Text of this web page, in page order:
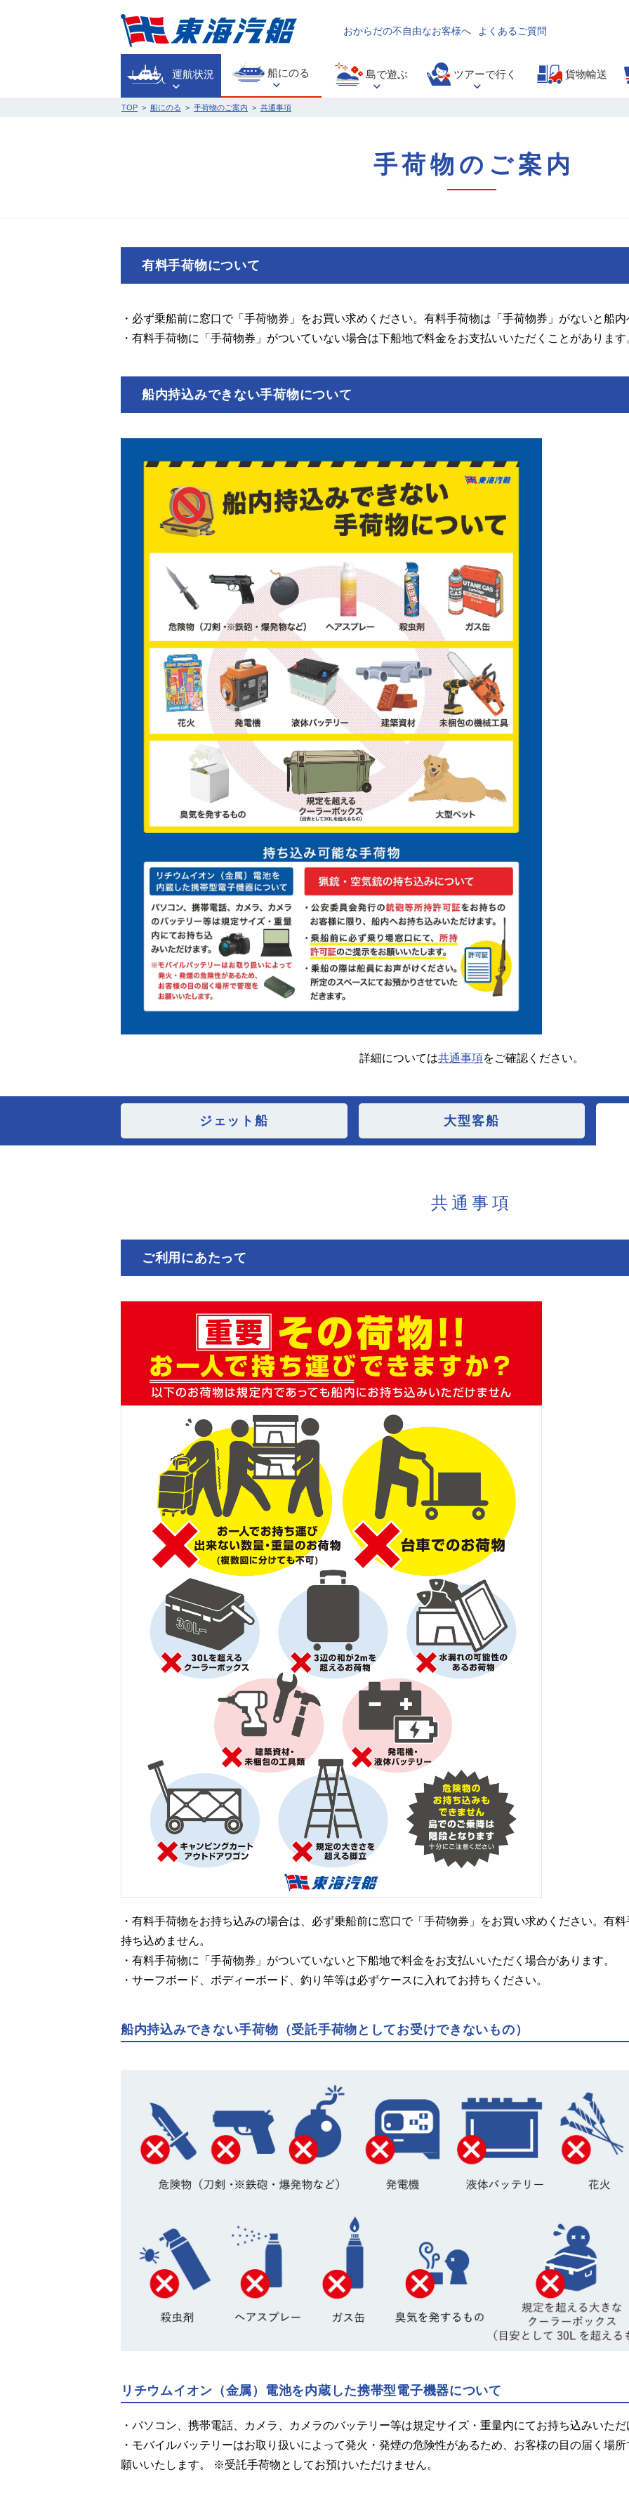
東海汽船
おからだの不自由なお客様へ よくあるご質問
運航状況 船にのる 島で遊ぶ ツアーで行く 貨物輸送
TOP > 船にのる > 手荷物のご案内 > 共通事項
手荷物のご案内
有料手荷物について
・必ず乗船前に窓口で「手荷物券」をお買い求めください。有料手荷物は「手荷物券」がないと船
・有料手荷物に「手荷物券」がついていない場合は下船地で料金をお支払いいただくことがあります
船内持込みできない手荷物について
詳細については共通事項をご確認ください。
ジェット船 大型客船
共通事項
ご利用にあたって
・有料手荷物をお持ち込みの場合は、必ず乗船前に窓口で「手荷物券」をお買い求めください。有
持ち込めません。
・有料手荷物に「手荷物券」がついていないと下船地で料金をお支払いいただく場合があります。
・サーフボード、ボディーボード、釣り竿等は必ずケースに入れてお持ちください。
船内持込みできない手荷物（受託手荷物としてお受けできないもの）
リチウムイオン（金属）電池を内蔵した携帯型電子機器について
・パソコン、携帯電話、カメラ、カメラのバッテリー等は規定サイズ・重量内にてお持ち込みいた
・モバイルバッテリーはお取り扱いによって発火・発煙の危険性があるため、お客様の目の届く場
願いいたします。 ※受託手荷物としてお預けいただけません。